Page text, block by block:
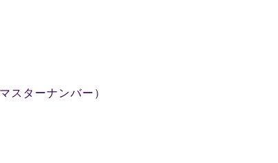
スターナンバー）